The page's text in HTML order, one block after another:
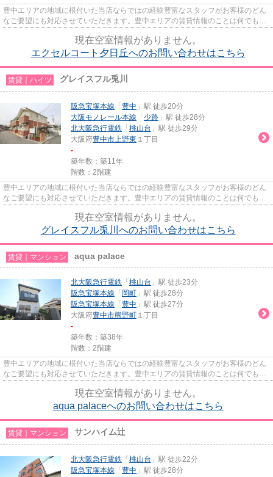
豊中エリアの地域に根付いた当店ならではの経験豊富なスタッフがお客様のどん
なご要望にも対応させていただきます。豊中エリアの賃貸情報のことは何でもお
現在空室情報がありません。
エクセルコート夕日丘へのお問い合わせはこちら
賃貸｜ハイツ グレイスフル兎川
阪急宝塚本線 「 豊中 」駅 徒歩20分
大阪モノレール本線 「 少路 」駅 徒歩28分
北大阪急行電鉄 「 桃山台 」駅 徒歩29分
大阪府豊中市上野東 １丁目
-
築年数：築11年
階数：2階建
豊中エリアの地域に根付いた当店ならではの経験豊富なスタッフがお客様のどん
なご要望にも対応させていただきます。豊中エリアの賃貸情報のことは何でもお
現在空室情報がありません。
グレイスフル兎川へのお問い合わせはこちら
賃貸｜マンション aqua palace
北大阪急行電鉄 「 桃山台 」駅 徒歩23分
阪急宝塚本線 「 岡町 」駅 徒歩28分
阪急宝塚本線 「 豊中 」駅 徒歩27分
大阪府豊中市熊野町 １丁目
-
築年数：築38年
階数：2階建
豊中エリアの地域に根付いた当店ならではの経験豊富なスタッフがお客様のどん
なご要望にも対応させていただきます。豊中エリアの賃貸情報のことは何でもお
現在空室情報がありません。
aqua palaceへのお問い合わせはこちら
賃貸｜マンション サンハイム辻
北大阪急行電鉄 「 桃山台 」駅 徒歩22分
阪急宝塚本線 「 豊中 」駅 徒歩28分